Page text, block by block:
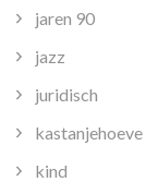
jaren 90
jazz
juridisch
kastanjehoeve
kind